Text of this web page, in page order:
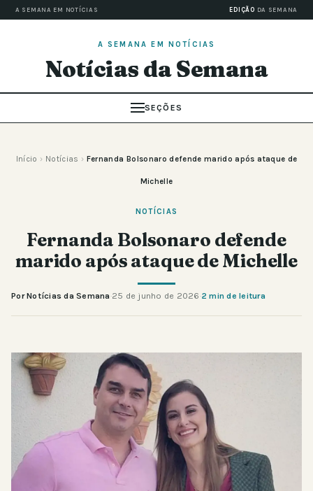
A SEMANA EM NOTÍCIAS EDIÇÃO DA SEMANA
A SEMANA EM NOTÍCIAS
Notícias da Semana
SEÇÕES
Início › Notícias › Fernanda Bolsonaro defende marido após ataque de
Michelle
NOTÍCIAS
Fernanda Bolsonaro defende
marido após ataque de Michelle
Por Notícias da Semana·25 de junho de 2026·2 min de leitura